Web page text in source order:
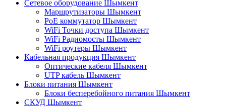
Сетевое оборудование Шымкент
Маршрутизаторы Шымкент
PoE коммутатор Шымкент
WiFi Точки доступа Шымкент
WiFi Радиомосты Шымкент
WiFi роутеры Шымкент
Кабельная продукция Шымкент
Оптические кабеля Шымкент
UTP кабель Шымкент
Блоки питания Шымкент
Блоки бесперебойного питания Шымкент
СКУД Шымкент